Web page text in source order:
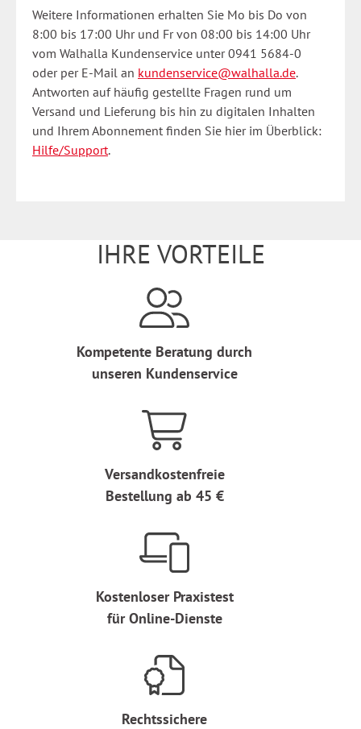
Weitere Informationen erhalten Sie Mo bis Do von
8:00 bis 17:00 Uhr und Fr von 08:00 bis 14:00 Uhr
vom Walhalla Kundenservice unter 0941 5684-0
oder per E-Mail an kundenservice@walhalla.de.
Antworten auf häufig gestellte Fragen rund um
Versand und Lieferung bis hin zu digitalen Inhalten
und Ihrem Abonnement finden Sie hier im Überblick:
Hilfe/Support.
IHRE VORTEILE
Kompetente Beratung durch
unseren Kundenservice
Versandkostenfreie
Bestellung ab 45 €
Kostenloser Praxistest
für Online-Dienste
Rechtssichere